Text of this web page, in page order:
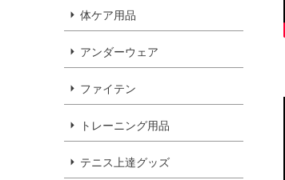
体ケア用品
アンダーウェア
ファイテン
トレーニング用品
テニス上達グッズ